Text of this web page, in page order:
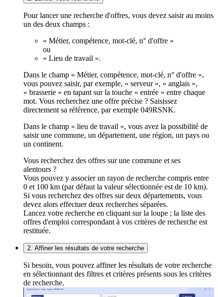
Pour lancer une recherche d'offres, vous devez saisir au moins
un des deux champs :
« Métier, compétence, mot-clé, n° d'offre »
ou
« Lieu de travail ».
Dans le champ « Métier, compétence, mot-clé, n° d'offre »,
vous pouvez saisir, par exemple, « serveur », « anglais »,
« brasserie » en tapant sur la touche « entrée » entre chaque
mot. Vous recherchez une offre précise ? Saisissez
directement sa référence, par exemple 049RSNK.
Dans le champ « lieu de travail », vous avez la possibilité de
saisir une commune, un département, une région, un pays ou
un continent.
Vous recherchez des offres sur une commune et ses
alentours ?
Vous pouvez y associer un rayon de recherche compris entre
0 et 100 km (par défaut la valeur sélectionnée est de 10 km).
Si vous recherchez des offres sur deux départements, vous
devez alors effectuer deux recherches séparées.
Lancez votre recherche en cliquant sur la loupe ; la liste des
offres d'emploi correspondant à vos critères de recherche est
restituée.
2. Affiner les résultats de votre recherche
Si besoin, vous pouvez affiner les résultats de votre recherche
en sélectionnant des filtres et critères présents sous les critères
de recherche.